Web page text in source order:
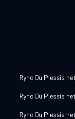
Ryno Du Plessis
Ryno Du Plessis
Ryno Du Plessis